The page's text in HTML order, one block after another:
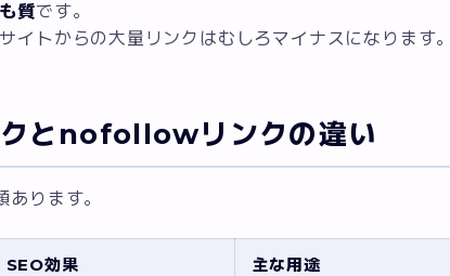
質です。
イトからの大量リンクはむしろマイナスになります。
とnofollowリンクの違い
ります。
SEO効果 主な用途